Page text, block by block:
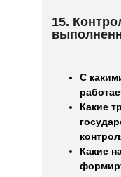
15.
С
Какие
Какие